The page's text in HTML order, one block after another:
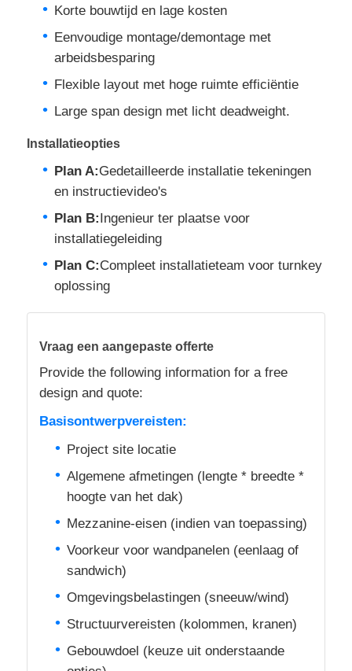
Korte bouwtijd en lage kosten
Eenvoudige montage/demontage met
arbeidsbesparing
Flexible layout met hoge ruimte efficiëntie
Large span design met licht deadweight.
Installatieopties
Plan A:Gedetailleerde installatie tekeningen
en instructievideo's
Plan B:Ingenieur ter plaatse voor
installatiegeleiding
Plan C:Compleet installatieteam voor turnkey
oplossing
Vraag een aangepaste offerte
Provide the following information for a free
design and quote:
Basisontwerpvereisten:
Project site locatie
Algemene afmetingen (lengte * breedte *
hoogte van het dak)
Mezzanine-eisen (indien van toepassing)
Voorkeur voor wandpanelen (eenlaag of
sandwich)
Omgevingsbelastingen (sneeuw/wind)
Structuurvereisten (kolommen, kranen)
Gebouwdoel (keuze uit onderstaande